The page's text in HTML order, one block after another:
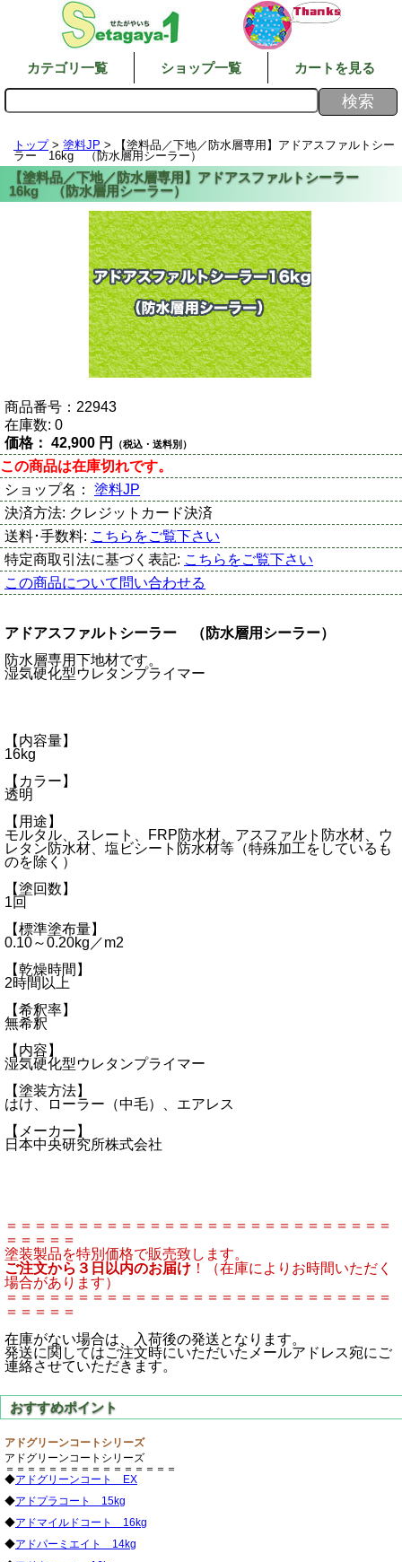
カテゴリ一覧 ショップ一覧 カートを見る
トップ> 塗料JP > 【塗料品／下地／防水層専用】アドアスファルトシー
ラー 16kg （防水層用シーラー）
商品番号： 22943
在庫数: 0
価格： 42,900 円 （税込・送料別）
この商品は在庫切れです。
ショップ名： 塗料JP
決済方法: クレジットカード決済
送料･手数料: こちらをご覧下さい
特定商取引法に基づく表記: こちらをご覧下さい
この商品について問い合わせる
アドアスファルトシーラー （防水層用シーラー）
防水層専用下地材です。
湿気硬化型ウレタンプライマー
【内容量】
16kg
【カラー】
透明
【用途】
モルタル、スレート、FRP防水材、アスファルト防水材、ウ
レタン防水材、塩ビシート防水材等（特殊加工をしているも
のを除く）
【塗回数】
1回
【標準塗布量】
0.10～0.20kg／m2
【乾燥時間】
2時間以上
【希釈率】
無希釈
【内容】
湿気硬化型ウレタンプライマー
【塗装方法】
はけ、ローラー（中毛）、エアレス
【メーカー】
日本中央研究所株式会社
＝＝＝＝＝＝＝＝＝＝＝＝＝＝＝＝＝＝＝＝＝＝＝＝＝＝＝
＝＝＝＝＝
塗装製品を特別価格で販売致します。
ご注文から３日以内のお届け ！（在庫によりお時間いただく
場合があります）
＝＝＝＝＝＝＝＝＝＝＝＝＝＝＝＝＝＝＝＝＝＝＝＝＝＝＝
＝＝＝＝＝
在庫がない場合は、入荷後の発送となります。
発送に関してはご注文時にいただいたメールアドレス宛にご
連絡させていただきます。
アドグリーンコートシリーズ
アドグリーンコートシリーズ
＝＝＝＝＝＝＝＝＝＝＝＝＝＝＝＝
◆アドグリーンコート EX
◆アドプラコート 15kg
◆アドマイルドコート 16kg
◆アドパーミエイト 14kg